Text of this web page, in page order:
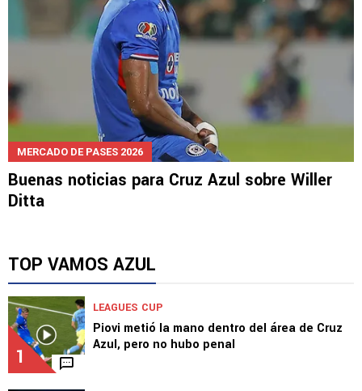
Buenas noticias para Cruz Azul sobre Willer
Ditta
TOP VAMOS AZUL